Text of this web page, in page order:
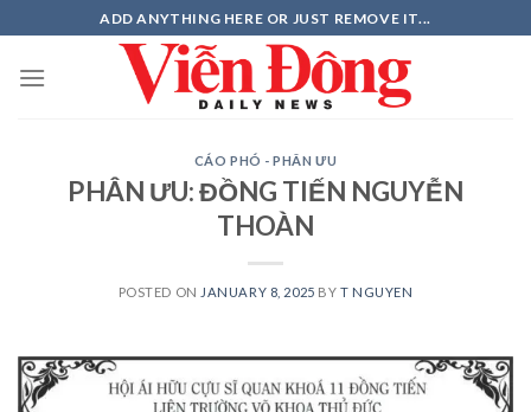
to
content
ADD ANYTHING HERE OR JUST REMOVE IT...
CÁO PHÓ - PHÂN ƯU
PHÂN ƯU: ĐỒNG TIẾN NGUYỄN
THOÀN
POSTED ON JANUARY 8, 2025 BY T NGUYEN